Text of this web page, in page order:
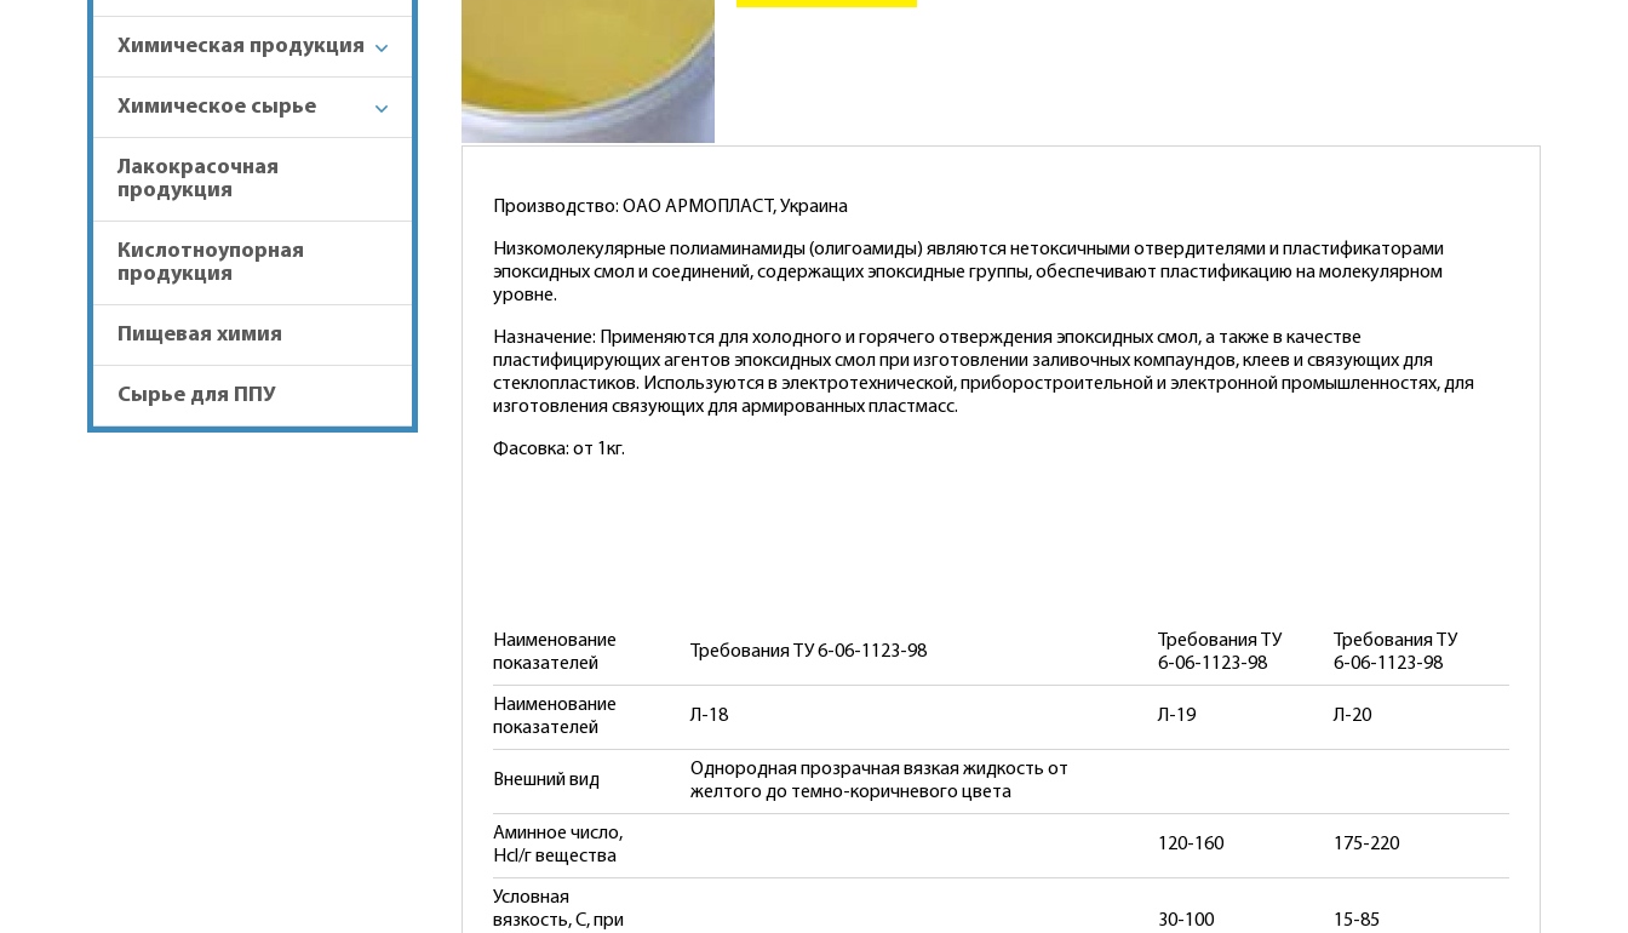
Химическая продукция
Химическое сырье
Лакокрасочная
продукция
Кислотноупорная
продукция
Пищевая химия
Сырье для ППУ
Производство: ОАО АРМОПЛАСТ, Украина
Низкомолекулярные полиаминамиды (олигоамиды) являются нетоксичными отвердителями и пластификаторами
эпоксидных смол и соединений, содержащих эпоксидные группы, обеспечивают пластификацию на молекулярном
уровне.
Назначение: Применяются для холодного и горячего отверждения эпоксидных смол, а также в качестве
пластифицирующих агентов эпоксидных смол при изготовлении заливочных компаундов, клеев и связующих для
стеклопластиков. Используются в электротехнической, приборостроительной и электронной промышленностях, для
изготовления связующих для армированных пластмасс.
Фасовка: от 1кг.
Наименование
показателей
Требования ТУ 6-06-1123-98
Требования ТУ
6-06-1123-98
Требования ТУ
6-06-1123-98
Наименование
показателей
Л-18 Л-19 Л-20
Внешний вид
Однородная прозрачная вязкая жидкость от
желтого до темно-коричневого цвета
Аминное число,
Нcl/г вещества
120-160 175-220
Условная
вязкость, С, при
30-100 15-85